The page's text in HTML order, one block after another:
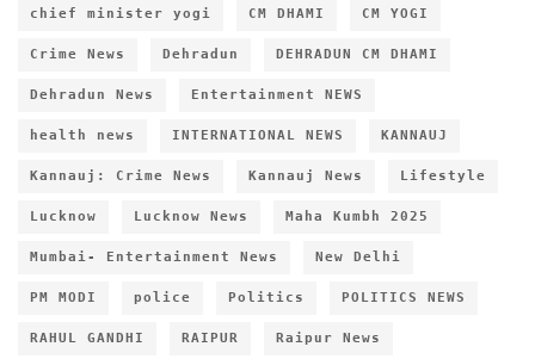
chief minister yogi CM DHAMI CM YOGI
Crime News Dehradun DEHRADUN CM DHAMI
Dehradun News Entertainment NEWS
health news INTERNATIONAL NEWS KANNAUJ
Kannauj: Crime News Kannauj News Lifestyle
Lucknow Lucknow News Maha Kumbh 2025
Mumbai- Entertainment News New Delhi
PM MODI police Politics POLITICS NEWS
RAHUL GANDHI RAIPUR Raipur News